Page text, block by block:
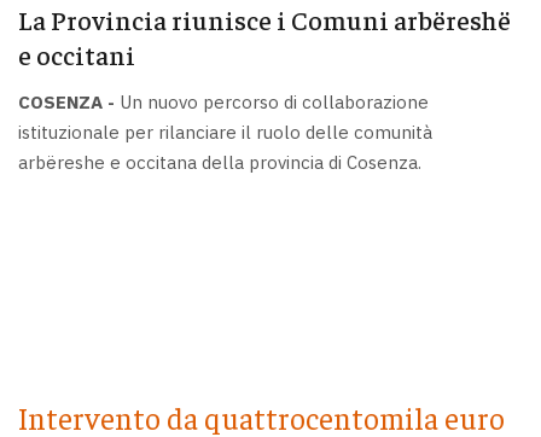
La Provincia riunisce i Comuni arbëreshë
e occitani
COSENZA - Un nuovo percorso di collaborazione
istituzionale per rilanciare il ruolo delle comunità
arbëreshe e occitana della provincia di Cosenza.
Intervento da quattrocentomila euro